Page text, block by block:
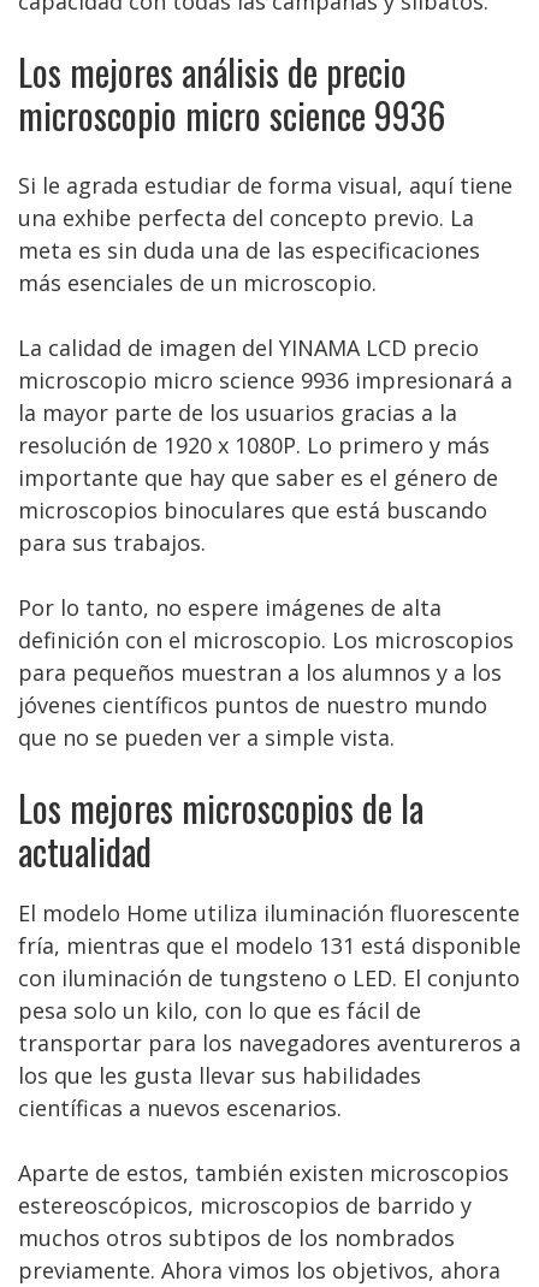
Los mejores análisis de precio
microscopio micro science 9936
Si le agrada estudiar de forma visual, aquí tiene
una exhibe perfecta del concepto previo. La
meta es sin duda una de las especificaciones
más esenciales de un microscopio.
La calidad de imagen del YINAMA LCD precio
microscopio micro science 9936 impresionará a
la mayor parte de los usuarios gracias a la
resolución de 1920 x 1080P. Lo primero y más
importante que hay que saber es el género de
microscopios binoculares que está buscando
para sus trabajos.
Por lo tanto, no espere imágenes de alta
definición con el microscopio. Los microscopios
para pequeños muestran a los alumnos y a los
jóvenes científicos puntos de nuestro mundo
que no se pueden ver a simple vista.
Los mejores microscopios de la
actualidad
El modelo Home utiliza iluminación fluorescente
fría, mientras que el modelo 131 está disponible
con iluminación de tungsteno o LED. El conjunto
pesa solo un kilo, con lo que es fácil de
transportar para los navegadores aventureros a
los que les gusta llevar sus habilidades
científicas a nuevos escenarios.
Aparte de estos, también existen microscopios
estereoscópicos, microscopios de barrido y
muchos otros subtipos de los nombrados
previamente. Ahora vimos los objetivos, ahora